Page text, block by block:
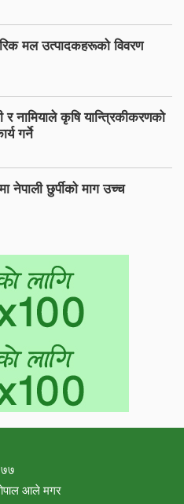
मल उत्पादकहरूको विवरण
र नामियाले कृषि यान्त्रिकीकरणको
गर्ने
नेपाली छुर्पीको माग उच्च
आले मगर